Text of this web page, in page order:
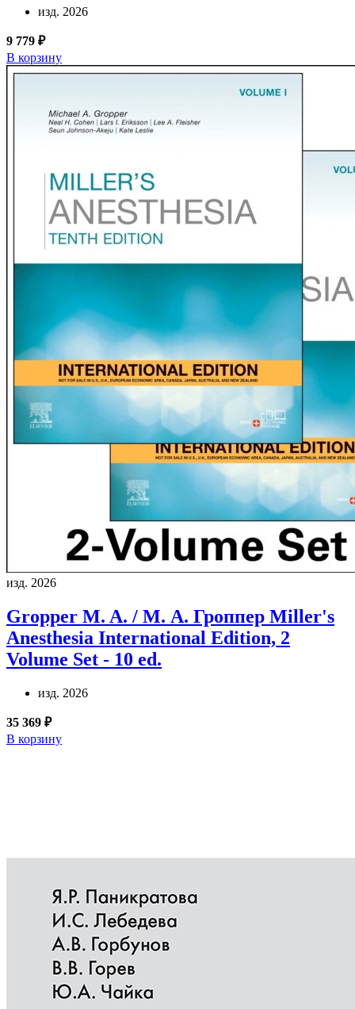
изд. 2026
9 779 ₽
В корзину
изд. 2026
Gropper M. A. / М. А. Гроппер Miller's
Anesthesia International Edition, 2
Volume Set - 10 ed.
изд. 2026
35 369 ₽
В корзину